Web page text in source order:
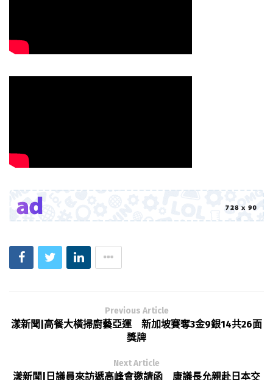
Previous Article
漾新聞|高餐大橫掃廚藝亞運 新加坡賽奪3金9銀14共26面
獎牌
Next Article
漾新聞|日議員來訪遞高峰會邀請函 康議長允親赴日本交